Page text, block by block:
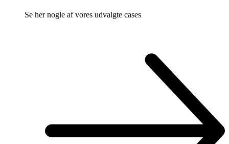
Se her nogle af vores udvalgte cases